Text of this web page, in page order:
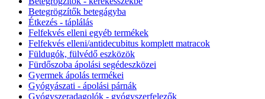
Betegrögzítők betegágyba
Étkezés - táplálás
Felfekvés elleni egyéb termékek
Felfekvés elleni/antidecubitus komplett matracok
Füldugók, fülvédő eszközök
Fürdőszoba ápolási segédeszközei
Gyermek ápolás termékei
Gyógyászati - ápolási párnák
Gyógyszeradagolók - gyógyszerfelezők